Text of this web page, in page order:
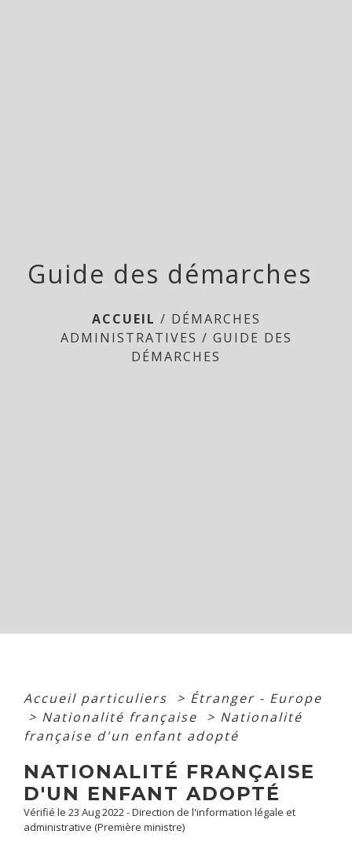
Guide des démarches
ACCUEIL / DÉMARCHES
ADMINISTRATIVES / GUIDE DES
DÉMARCHES
Accueil particuliers > Étranger - Europe
> Nationalité française > Nationalité
française d'un enfant adopté
NATIONALITÉ FRANÇAISE
D'UN ENFANT ADOPTÉ
Vérifié le 23 Aug 2022 - Direction de l'information légale et
administrative (Première ministre)